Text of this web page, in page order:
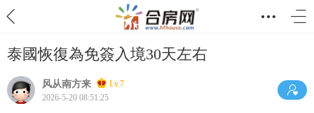
泰國恢復為免簽入境30天左右
风从南方来
Lv.7
2026-5-20 08:51:25